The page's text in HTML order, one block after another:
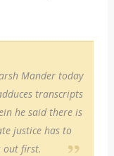
Mander today
transcripts
he said there is
justice has to
out first.